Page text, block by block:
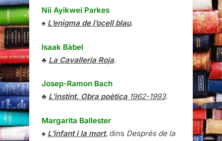
Nii Ayikwei Parkes
♠ L’enigma de l’ocell blau.
Isaak Bàbel
♣ La Cavalleria Roja.
Josep-Ramon Bach
♣ L’instint. Obra poètica1962-1993.
Margarita Ballester
♠ L’infant i la mort, dins Després de la